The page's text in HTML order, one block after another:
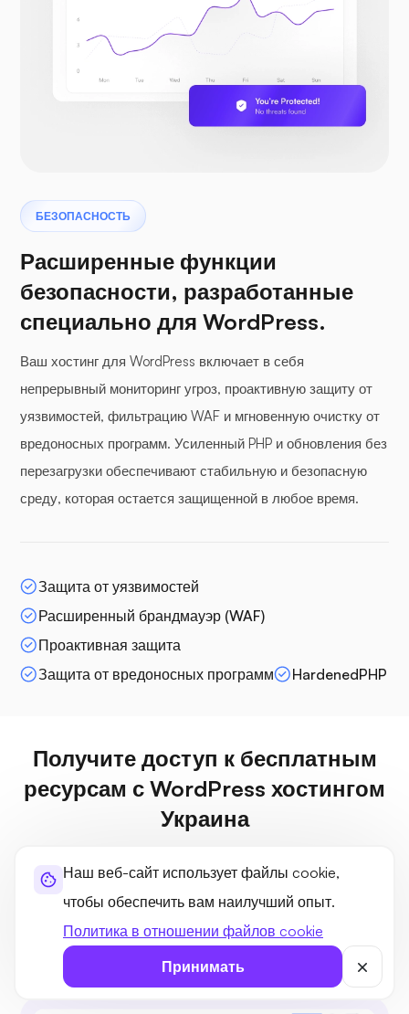
Наш веб-сайт использует файлы cookie,
чтобы обеспечить вам наилучший опыт.
Политика в отношении файлов cookie
Принимать
БЕЗОПАСНОСТЬ
Расширенные функции
безопасности, разработанные
специально для WordPress.
Ваш хостинг для WordPress включает в себя
непрерывный мониторинг угроз, проактивную защиту от
уязвимостей, фильтрацию WAF и мгновенную очистку от
вредоносных программ. Усиленный PHP и обновления без
перезагрузки обеспечивают стабильную и безопасную
среду, которая остается защищенной в любое время.
Защита от уязвимостей
Расширенный брандмауэр (WAF)
Проактивная защита
Защита от вредоносных программ
HardenedPHP
Получите доступ к бесплатным
ресурсам с WordPress хостингом
Украина
предлагает бесплатные ресурсы, включая темы,
плагины, инструмент резервного копирования и
управление доменом для упрощения настройки вашего